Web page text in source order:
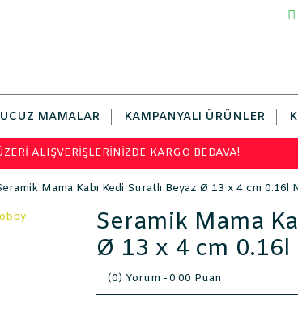
UCUZ MAMALAR KAMPANYALI ÜRÜNLER
ALIŞVERİŞLERİNİZDE KARGO BEDAVA!
Mama Kabı Kedi Suratlı Beyaz Ø 13 x 4 cm 0.16l
Seramik Mama
Ø 13 x 4 cm 0.16l
(0) Yorum -0.00 Puan